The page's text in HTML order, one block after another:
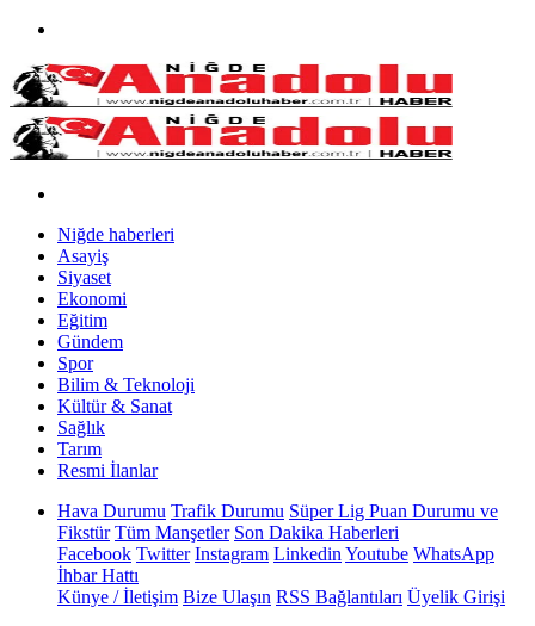
Niğde haberleri
Asayiş
Siyaset
Ekonomi
Eğitim
Gündem
Spor
Bilim & Teknoloji
Kültür & Sanat
Sağlık
Tarım
Resmi İlanlar
Hava Durumu Trafik Durumu Süper Lig Puan Durumu ve
Fikstür Tüm Manşetler Son Dakika Haberleri
Facebook Twitter Instagram Linkedin Youtube WhatsApp
İhbar Hattı
Künye / İletişim Bize Ulaşın RSS Bağlantıları Üyelik Girişi